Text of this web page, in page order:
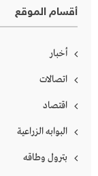
أقسام الموقع
أخبار
اتصالات
اقتصاد
البوابه الزراعية
بترول وطاقه